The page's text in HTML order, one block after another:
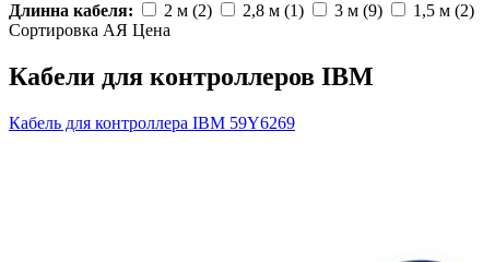
Длинна кабеля: 2 м (2) 2,8 м (1) 3 м (9) 1,5 м (2)
Сортировка АЯ Ценa
Кабели для контроллеров IBM
Кабель для контроллера IBM 59Y6269